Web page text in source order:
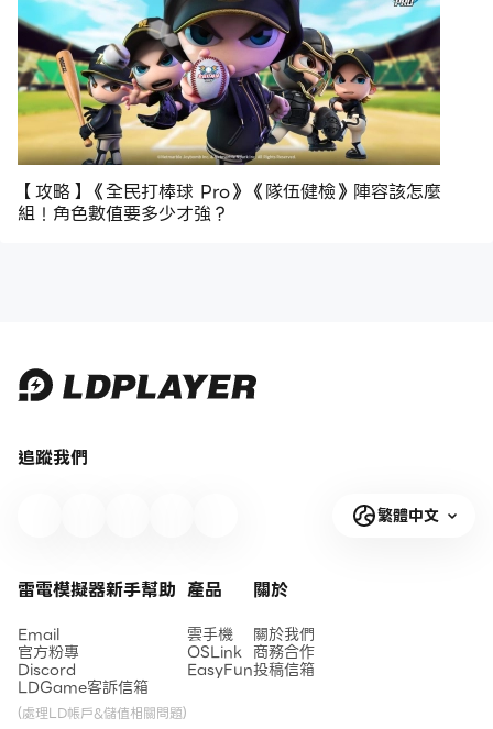
【攻略】《全民打棒球 Pro》《隊伍健檢》陣容該怎麼
組！角色數值要多少才強？
追蹤我們
繁體中文
雷電模擬器新手幫助
Email
官方粉專
Discord
LDGame客訴信箱
(處理LD帳戶&儲值相關問題)
產品
雲手機
OSLink
EasyFun
關於
關於我們
商務合作
投稿信箱